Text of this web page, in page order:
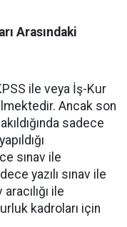
Arasındaki
ile veya İş-Kur
Ancak son
sadece
sınav ile
yazılı sınav ile
ile
kadroları için